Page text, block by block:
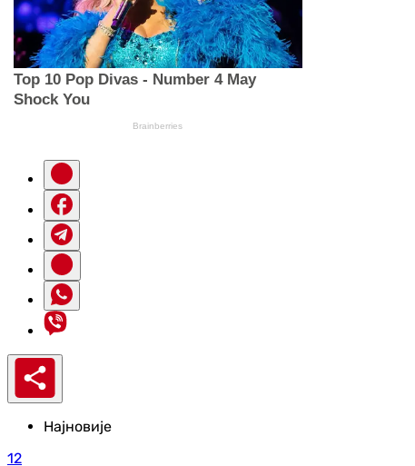
Најновије
12